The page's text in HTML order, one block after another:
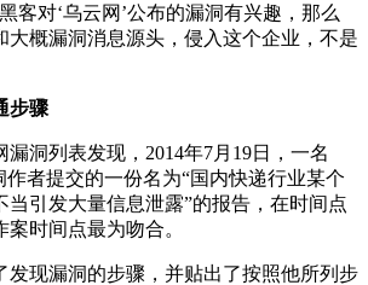
客对‘乌云网’公布的漏洞有兴趣，那么
大概漏洞消息源头，侵入这个企业，不是
步骤
洞列表发现，2014年7月19日，一名
作者提交的一份名为“国内快递行业某个
当引发大量信息泄露”的报告，在时间点
案时间点最为吻合。
发现漏洞的步骤，并贴出了按照他所列步